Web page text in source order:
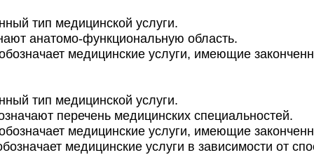
- Поджелудочная
- Тонкая кишка
- Сигмовидная и
тип медицинской услуги.
анатомо-функциональную область.
медицинские услуги, имеющие
тип медицинской услуги.
перечень медицинских специальностей.
медицинские услуги, имеющие
медицинские услуги в зависимости от